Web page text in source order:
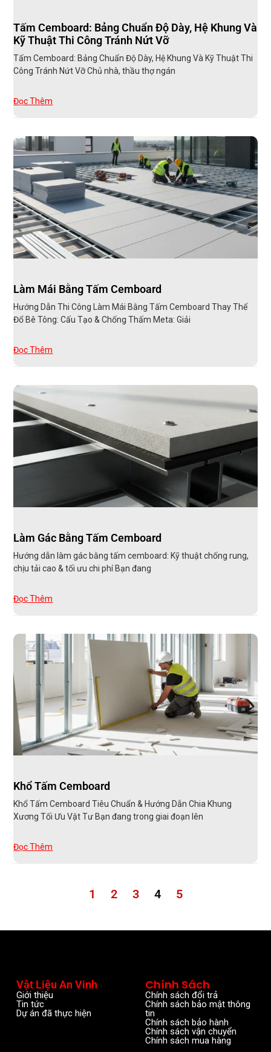
Tấm Cemboard: Bảng Chuẩn Độ Dày, Hệ Khung Và
Kỹ Thuật Thi Công Tránh Nứt Vỡ
Tấm Cemboard: Bảng Chuẩn Độ Dày, Hệ Khung Và Kỹ Thuật Thi
Công Tránh Nứt Vỡ Chủ nhà, thầu thợ ngán
Đọc Thêm
Làm Mái Bằng Tấm Cemboard
Hướng Dẫn Thi Công Làm Mái Bằng Tấm Cemboard Thay Thế
Đổ Bê Tông: Cấu Tạo & Chống Thấm Meta: Giải
Đọc Thêm
Làm Gác Bằng Tấm Cemboard
Hướng dẫn làm gác bằng tấm cemboard: Kỹ thuật chống rung,
chịu tải cao & tối ưu chi phí Bạn đang
Đọc Thêm
Khổ Tấm Cemboard
Khổ Tấm Cemboard Tiêu Chuẩn & Hướng Dẫn Chia Khung
Xương Tối Ưu Vật Tư Bạn đang trong giai đoạn lên
Đọc Thêm
1 2 3 4 5
Vật Liệu An Vinh
Giới thiệu
Tin tức
Dự án đã thực hiện
Chính Sách
Chính sách đổi trả
Chính sách bảo mật thông
tin
Chính sách bảo hành
Chính sách vận chuyển
Chính sách mua hàng